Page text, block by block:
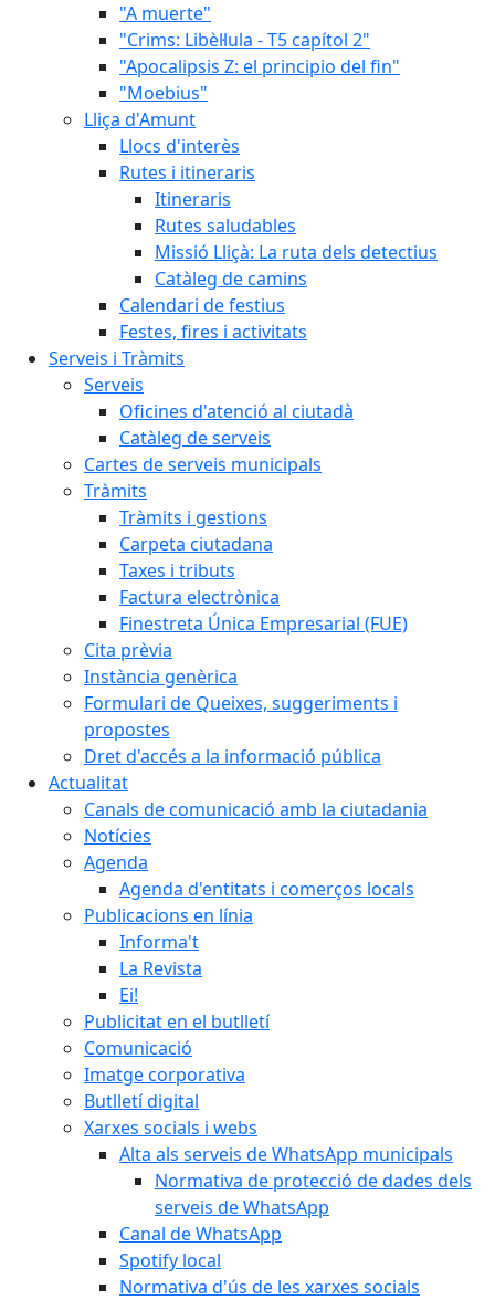
"A muerte"
"Crims: Libèl·lula - T5 capítol 2"
"Apocalipsis Z: el principio del fin"
"Moebius"
Lliça d'Amunt
Llocs d'interès
Rutes i itineraris
Itineraris
Rutes saludables
Missió Lliçà: La ruta dels detectius
Catàleg de camins
Calendari de festius
Festes, fires i activitats
Serveis i Tràmits
Serveis
Oficines d'atenció al ciutadà
Catàleg de serveis
Cartes de serveis municipals
Tràmits
Tràmits i gestions
Carpeta ciutadana
Taxes i tributs
Factura electrònica
Finestreta Única Empresarial (FUE)
Cita prèvia
Instància genèrica
Formulari de Queixes, suggeriments i
propostes
Dret d'accés a la informació pública
Actualitat
Canals de comunicació amb la ciutadania
Notícies
Agenda
Agenda d'entitats i comerços locals
Publicacions en línia
Informa't
La Revista
Ei!
Publicitat en el butlletí
Comunicació
Imatge corporativa
Butlletí digital
Xarxes socials i webs
Alta als serveis de WhatsApp municipals
Normativa de protecció de dades dels
serveis de WhatsApp
Canal de WhatsApp
Spotify local
Normativa d'ús de les xarxes socials